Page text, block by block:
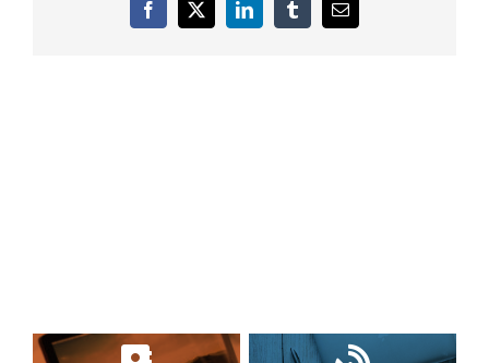
Facebook
X LinkedInTumblrE-
mail